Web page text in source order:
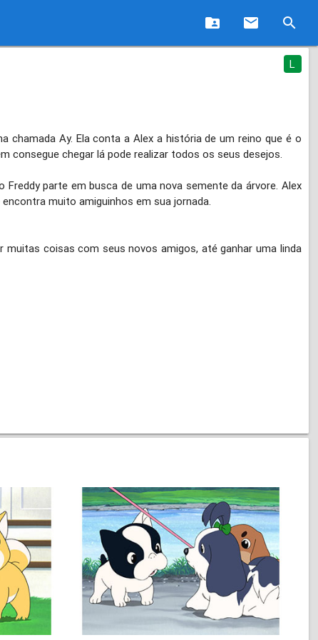
folder_shared email search
L
Ay. Ela conta a Alex a história de um reino que é o
consegue chegar lá pode realizar todos os seus desejos.
parte em busca de uma nova semente da árvore. Alex
muito amiguinhos em sua jornada.
coisas com seus novos amigos, até ganhar uma linda